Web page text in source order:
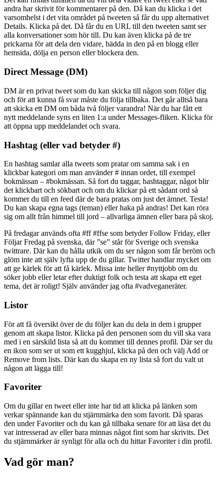
andra har skrivit för kommentarer på den. Då kan du klicka i det
varsomhelst i det vita området på tweeten så får du upp alternativet
Details. Klicka på det. Då får du en URL till den tweeten samt ser
alla konversationer som hör till. Du kan även klicka på de tre
prickarna för att dela den vidare, bädda in den på en blogg eller
hemsida, dölja en person eller blockera den.
Direct Message (DM)
DM är en privat tweet som du kan skicka till någon som följer dig
och för att kunna få svar måste du följa tillbaka. Det går alltså bara
att skicka ett DM om båda två följer varandra! När du har fått ett
nytt meddelande syns en liten 1:a under Messages-fliken. Klicka för
att öppna upp meddelandet och svara.
Hashtag (eller vad betyder #)
En hashtag samlar alla tweets som pratar om samma sak i en
klickbar kategori om man använder # innan ordet, till exempel
bokmässan – #bokmässan. Så fort du taggar, hashtaggar, något blir
det klickbart och sökbart och om du klickar på ett sådant ord så
kommer du till en feed där de bara pratas om just det ämnet. Testa!
Du kan skapa egna tags (teman) eller haka på andras! Det kan röra
sig om allt från himmel till jord – allvarliga ämnen eller bara på skoj.
På fredagar används ofta #ff #ffse som betyder Follow Friday, eller
Följar Fredag på svenska, där ”se” står för Sverige och svenska
twittrare. Där kan du hålla utkik om du ser någon som får beröm och
glöm inte att själv lyfta upp de du gillar. Twitter handlar mycket om
att ge kärlek för att få kärlek. Missa inte heller #nyttjobb om du
söker jobb eller letar efter duktigt folk och testa att skapa ett eget
tema, det är roligt! Själv använder jag ofta #vadveganeräter.
Listor
För att få översikt över de du följer kan du dela in dem i grupper
genom att skapa listor. Klicka på den personen som du vill ska vara
med i en särskild lista så att du kommer till dennes profil. Där ser du
en ikon som ser ut som ett kugghjul, klicka på den och välj Add or
Remove from lists. Där kan du skapa en ny lista så fort du valt ut
någon att lägga till!
Favoriter
Om du gillar en tweet eller inte har tid att klicka på länken som
verkar spännande kan du stjärnmärka den som favorit. Då sparas
den under Favoriter och du kan gå tillbaka senare för att läsa det du
var intresserad av eller bara minnas något fint som har skrivits. Det
du stjärnmärker är synligt för alla och du hittar Favoriter i din profil.
Vad gör man?